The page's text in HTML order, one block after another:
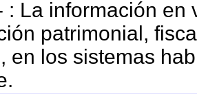
: La información
patrimonial,
en los sistemas